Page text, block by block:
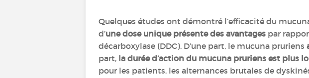
Quelques études ont démontré l’efficacité du
d’une dose unique présente des avantages par
décarboxylase (DDC). D’une part, le mucuna pruriens
part, la durée d’action du mucuna pruriens est plus
pour les patients, les alternances brutales de